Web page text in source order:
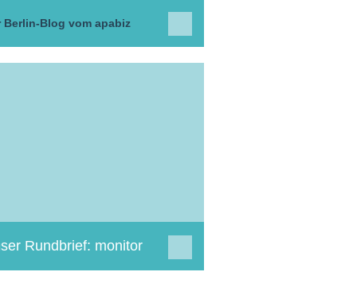
Berlin-Blog vom apabiz
Rundbrief: monitor